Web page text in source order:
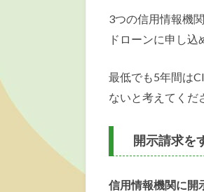
3つの信用情報機
ドローンに申し込
最低でも5年間は
ないと考えてくだ
開示請求を
信用情報機関に開